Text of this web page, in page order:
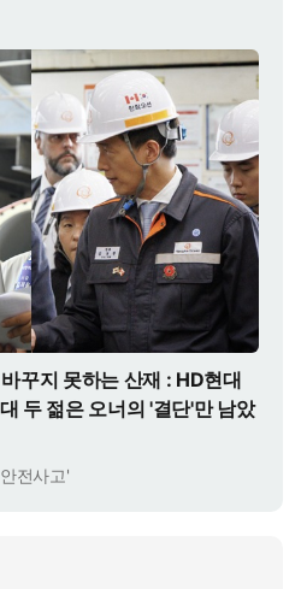
꾸지 못하는 산재 : HD현대
두 젊은 오너의 '결단'만 남았
전사고'